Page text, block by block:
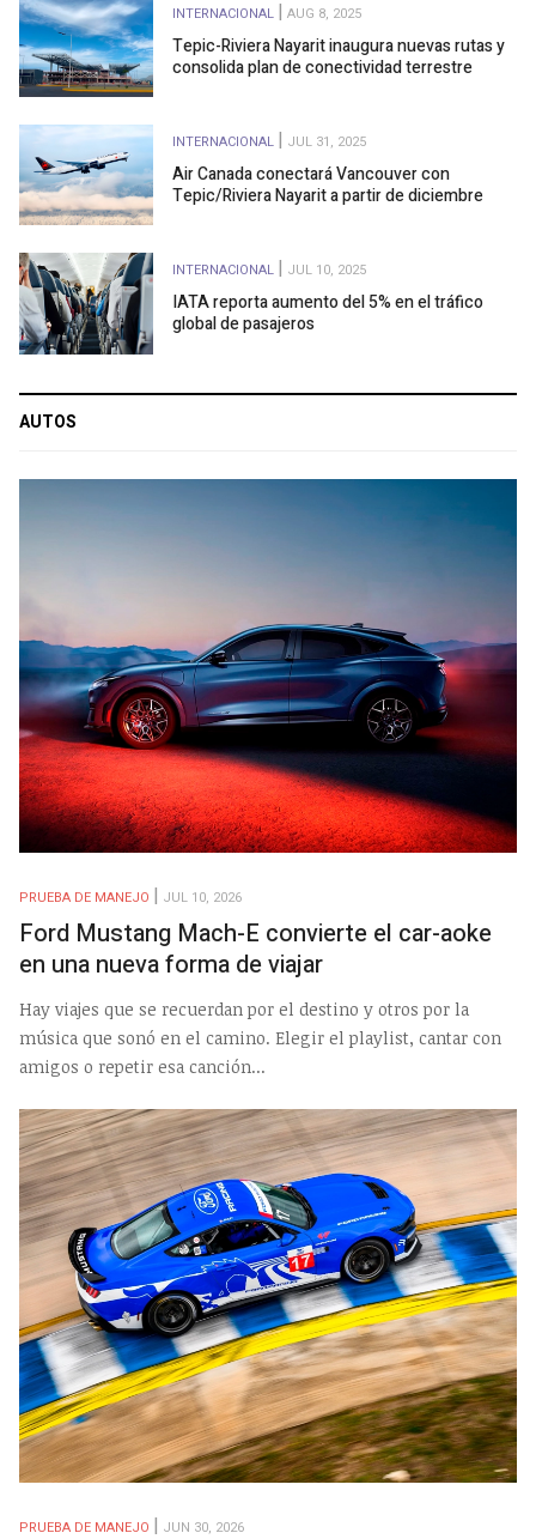
INTERNACIONAL AUG 8, 2025
Tepic-Riviera Nayarit inaugura nuevas rutas y
consolida plan de conectividad terrestre
INTERNACIONAL JUL 31, 2025
Air Canada conectará Vancouver con
Tepic/Riviera Nayarit a partir de diciembre
INTERNACIONAL JUL 10, 2025
IATA reporta aumento del 5% en el tráfico
global de pasajeros
AUTOS
PRUEBA DE MANEJO JUL 10, 2026
Ford Mustang Mach-E convierte el car-aoke
en una nueva forma de viajar
Hay viajes que se recuerdan por el destino y otros por la
música que sonó en el camino. Elegir el playlist, cantar con
amigos o repetir esa canción...
PRUEBA DE MANEJO JUN 30, 2026